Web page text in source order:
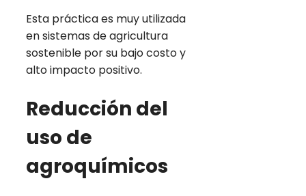
Esta práctica es muy utilizada
en sistemas de agricultura
sostenible por su bajo costo y
alto impacto positivo.
Reducción del
uso de
agroquímicos